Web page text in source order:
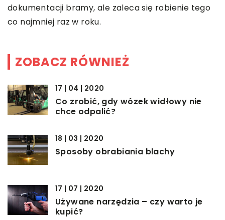
dokumentacji bramy, ale zaleca się robienie tego
co najmniej raz w roku.
ZOBACZ RÓWNIEŻ
17 | 04 | 2020
Co zrobić, gdy wózek widłowy nie
chce odpalić?
18 | 03 | 2020
Sposoby obrabiania blachy
17 | 07 | 2020
Używane narzędzia – czy warto je
kupić?